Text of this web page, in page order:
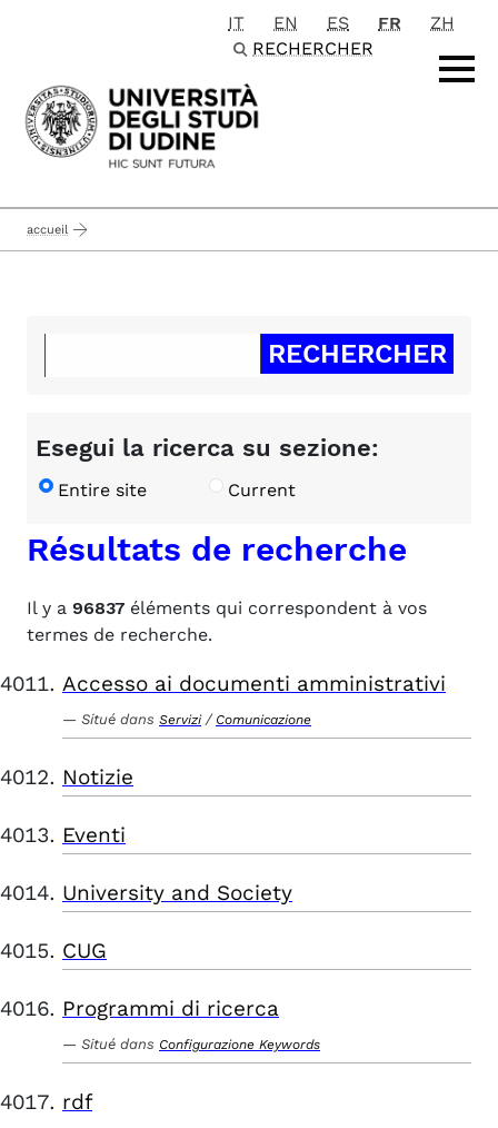
Passa al contenuto principale
IT EN ES FR
ZH
RECHERCHER
accueil
Esegui la ricerca su sezione:
Entire site Current
Résultats de recherche
Il y a 96837 éléments qui correspondent à vos
termes de recherche.
Accesso ai documenti amministrativi
Situé dans Servizi / Comunicazione
Notizie
Eventi
University and Society
CUG
Programmi di ricerca
Situé dans Configurazione Keywords
rdf